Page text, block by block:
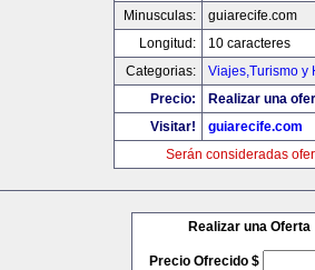
Minusculas:
guiarecife.com
Longitud:
10 caracteres
Categorias:
Viajes,Turismo y
Precio:
Realizar una
Visitar!
guiarecife.com
Serán consideradas
Realizar una Oferta
Precio Ofrecido $